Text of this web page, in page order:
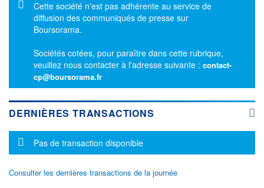
Message d'information
Cette société n'est pas adhérente au service de
diffusion des communiqués de presse sur
Boursorama.
Sociétés cotées, pour paraître dans cette rubrique,
veuillez nous contacter à l'adresse suivante : contact-
cp@boursorama.fr
DERNIÈRES TRANSACTIONS
Message d'information
Pas de transaction disponible
Consulter les dernières transactions de la journée